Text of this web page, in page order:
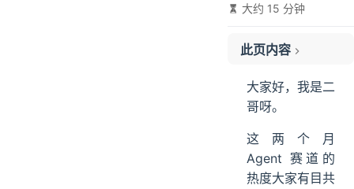
大约 15 分钟
此页内容
02、四个工作台
写作与幻灯片
04、技能市场
大家好，我是二
哥呀。
这两个月
Agent 赛道的
热度大家有目共